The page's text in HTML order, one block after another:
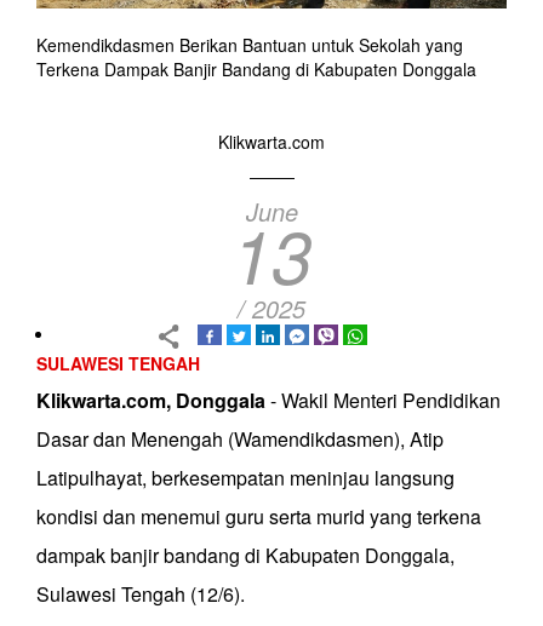
Kemendikdasmen Berikan Bantuan untuk Sekolah yang
Terkena Dampak Banjir Bandang di Kabupaten Donggala
Klikwarta.com
June
13
/ 2025
SULAWESI TENGAH
Klikwarta.com, Donggala- Wakil Menteri Pendidikan
Dasar dan Menengah (Wamendikdasmen), Atip
Latipulhayat, berkesempatan meninjau langsung
kondisi dan menemui guru serta murid yang terkena
dampak banjir bandang di Kabupaten Donggala,
Sulawesi Tengah (12/6).